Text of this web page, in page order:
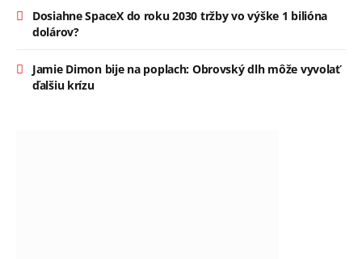
Dosiahne SpaceX do roku 2030 tržby vo výške 1 bilióna
dolárov?
Jamie Dimon bije na poplach: Obrovský dlh môže vyvolať
ďalšiu krízu